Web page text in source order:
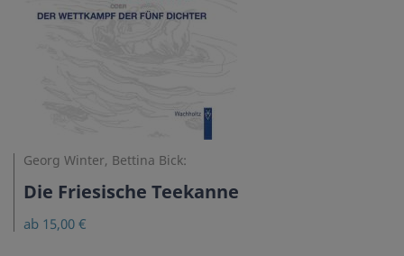
Georg Winter, Bettina Bick:
Die Friesische Teekanne
ab 15,00 €